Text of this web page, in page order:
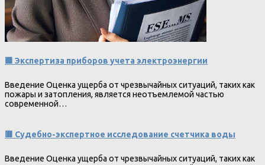
🟩 Экспертиза приборов учета электроэнергии
Введение Оценка ущерба от чрезвычайных ситуаций, таких как
пожары и затопления, является неотъемлемой частью
современной…
🟥 Судебно-экспертное исследование счетчика воды
Введение Оценка ущерба от чрезвычайных ситуаций, таких как